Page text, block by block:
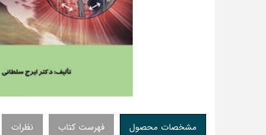
مشخصات محصول فهرست کتاب نظرات